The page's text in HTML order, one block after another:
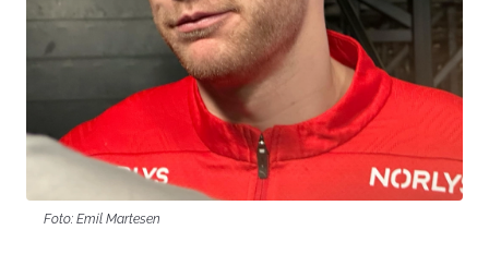
Foto: Emil Martesen